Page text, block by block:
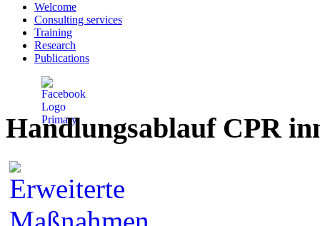
Welcome
Consulting services
Training
Research
Publications
Handlungsablauf CPR